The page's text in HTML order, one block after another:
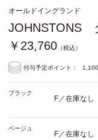
オールドイングランド
JOHNSTONS
￥23,760 （税込）
付与予定ポイント：
ブラック
F／在庫なし
ベージュ
F／在庫なし